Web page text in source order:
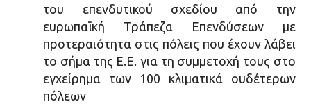
του επενδυτικού σχεδίου από την
ευρωπαϊκή Τράπεζα Επενδύσεων με
προτεραιότητα στις πόλεις που έχουν λάβει
το σήμα της Ε.Ε. για τη συμμετοχή τους στο
εγχείρημα των 100 κλιματικά ουδέτερων
πόλεων